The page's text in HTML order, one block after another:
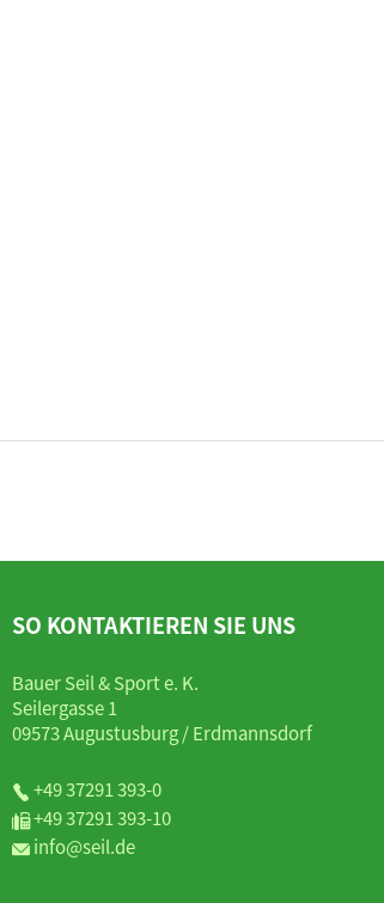
SO KONTAKTIEREN SIE UNS
Bauer Seil & Sport e. K.
Seilergasse 1
09573 Augustusburg / Erdmannsdorf
+49 37291 393-0
+49 37291 393-10
info@seil.de